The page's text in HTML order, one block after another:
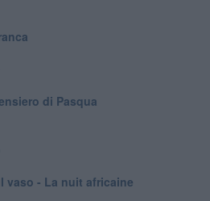
di Pasqua
vaso - La nuit africaine